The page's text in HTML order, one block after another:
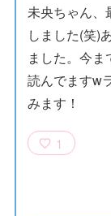
未央ちゃん、
しました(笑)
ました。今
読んでますw
みます！
1